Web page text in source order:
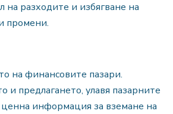
на разходите и избягване на
промени.
на финансовите пазари.
и предлагането, улавя пазарните
информация за вземане на